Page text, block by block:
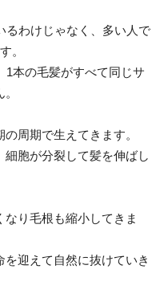
るわけじゃなく、多い人で
。
1本の毛髪がすべて同じサ
周期で生えてきます。
胞が分裂して髪を伸ばし
り毛根も縮小してきま
迎えて自然に抜けていき